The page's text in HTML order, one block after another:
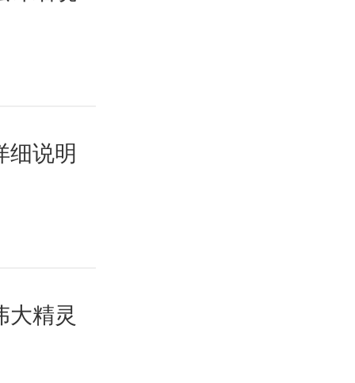
细说明
大精灵